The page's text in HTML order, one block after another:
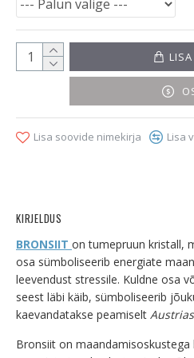
Lisa soovide nimekirja Lisa
KIRJELDUS
BRONSIIT on tumepruun kristall,
osa sümboliseerib energiate
leevendust stressile. Kuldne osa
seest läbi käib, sümboliseerib
kaevandatakse peamiselt
Bronsiit on